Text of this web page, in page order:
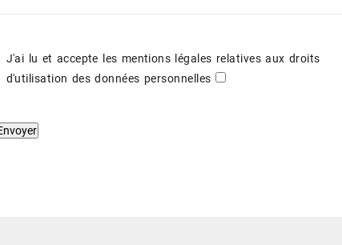
J'ai lu et accepte les mentions légales relatives aux droits
d'utilisation des données personnelles